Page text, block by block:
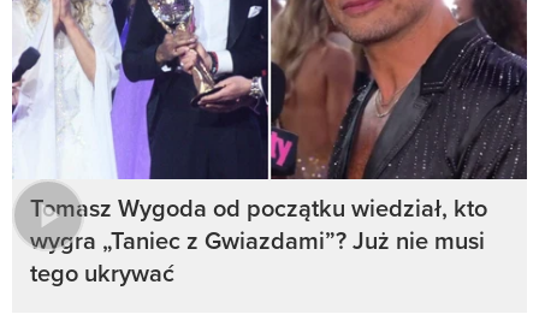
Tomasz Wygoda od początku wiedział, kto
wygra „Taniec z Gwiazdami”? Już nie musi
tego ukrywać